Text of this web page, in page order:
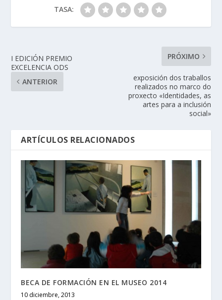
TASA:
I EDICIÓN PREMIO
EXCELENCIA ODS
ANTERIOR
PRÓXIMO
exposición dos traballos
realizados no marco do
proxecto «Identidades, as
artes para a inclusión
social»
ARTÍCULOS RELACIONADOS
BECA DE FORMACIÓN EN EL MUSEO 2014
10 diciembre, 2013